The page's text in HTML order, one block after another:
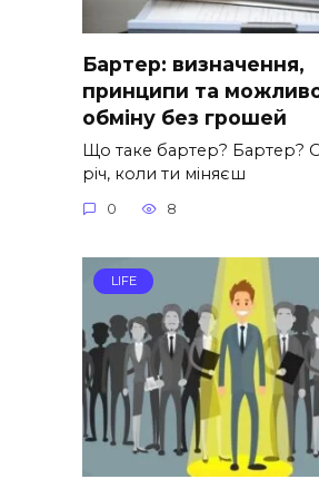
Бартер: визначення,
принципи та
обміну без грошей
Що таке бартер? Бартер?
річ, коли ти міняєш
0 8
LIFE